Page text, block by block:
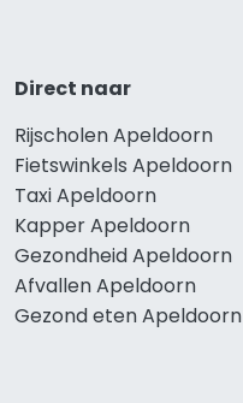
Direct naar
Rijscholen Apeldoorn
Fietswinkels Apeldoorn
Taxi Apeldoorn
Kapper Apeldoorn
Gezondheid Apeldoorn
Afvallen Apeldoorn
Gezond eten Apeldoorn